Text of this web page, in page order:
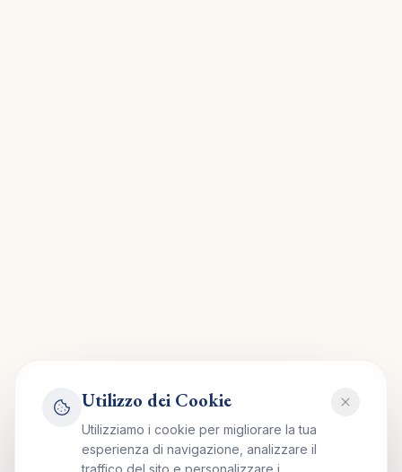
Utilizzo dei Cookie
Utilizziamo i cookie per migliorare la tua
esperienza di navigazione, analizzare il
traffico del sito e personalizzare i